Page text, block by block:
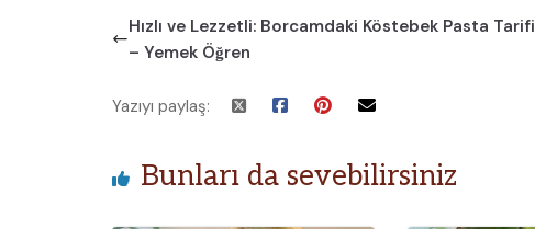
Hızlı ve Lezzetli: Borcamdaki Köstebek Pasta Tarifi
– Yemek Öğren
Yazıyı paylaş:
Bunları da sevebilirsiniz